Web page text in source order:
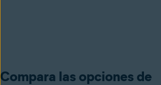
Compara las opciones de